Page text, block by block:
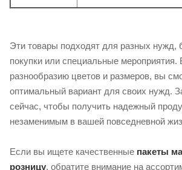
Эти товары подходят для разных нужд,
покупки или специальные мероприятия.
разнообразию цветов и размеров, вы
оптимальный вариант для своих нужд.
сейчас, чтобы получить надежный
незаменимым в вашей повседневной
Если вы ищете качественные пакеты
розницу, обратите внимание на